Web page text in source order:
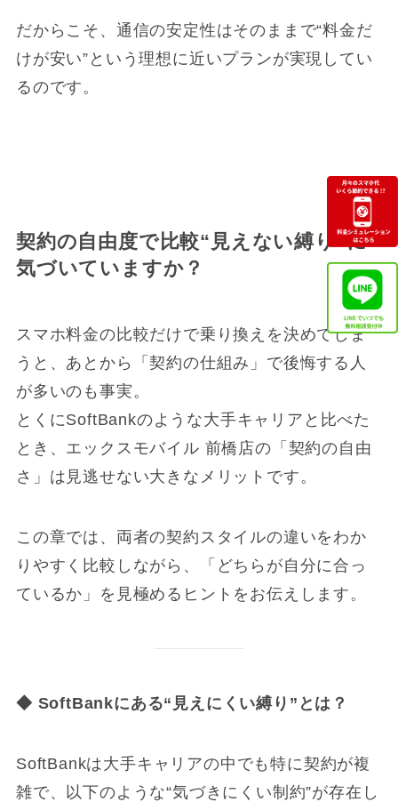
だからこそ、通信の安定性はそのままで“料金だ
けが安い”という理想に近いプランが実現してい
るのです。
契約の自由度で比較“見えない縛り”に
気づいていますか？
スマホ料金の比較だけで乗り換えを決めてしま
うと、あとから「契約の仕組み」で後悔する人
が多いのも事実。
とくにSoftBankのような大手キャリアと比べた
とき、エックスモバイル 前橋店の「契約の自由
さ」は見逃せない大きなメリットです。
この章では、両者の契約スタイルの違いをわか
りやすく比較しながら、「どちらが自分に合っ
ているか」を見極めるヒントをお伝えします。
◆ SoftBankにある“見えにくい縛り”とは？
SoftBankは大手キャリアの中でも特に契約が複
雑で、以下のような“気づきにくい制約”が存在し